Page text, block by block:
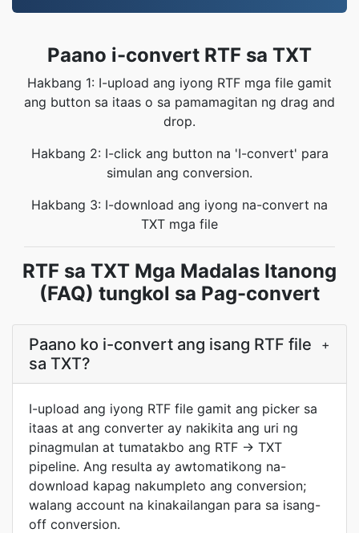
Paano i-convert RTF sa TXT
Hakbang 1: I-upload ang iyong RTF mga file gamit
ang button sa itaas o sa pamamagitan ng drag and
drop.
Hakbang 2: I-click ang button na 'I-convert' para
simulan ang conversion.
Hakbang 3: I-download ang iyong na-convert na
TXT mga file
RTF sa TXT Mga Madalas Itanong
(FAQ) tungkol sa Pag-convert
Paano ko i-convert ang isang RTF file
sa TXT?
+
I-upload ang iyong RTF file gamit ang picker sa
itaas at ang converter ay nakikita ang uri ng
pinagmulan at tumatakbo ang RTF → TXT
pipeline. Ang resulta ay awtomatikong na-
download kapag nakumpleto ang conversion;
walang account na kinakailangan para sa isang-
off conversion.